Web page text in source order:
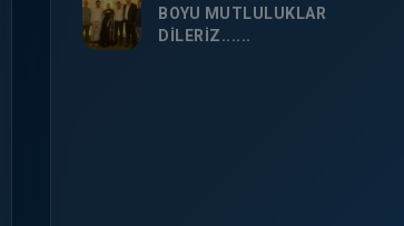
BOYU MUTLULUKLAR
DİLERİZ......